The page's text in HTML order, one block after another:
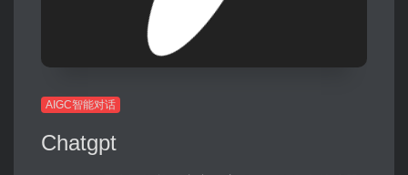
AIGC智能对话
Chatgpt